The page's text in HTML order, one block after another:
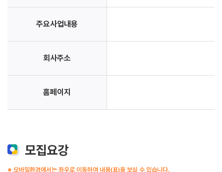
주요사업내용
회사주소
홈페이지
모집요강
※ 모바일환경에서는 좌우로 이동하여 내용(표)을 보실 수 있습니다.